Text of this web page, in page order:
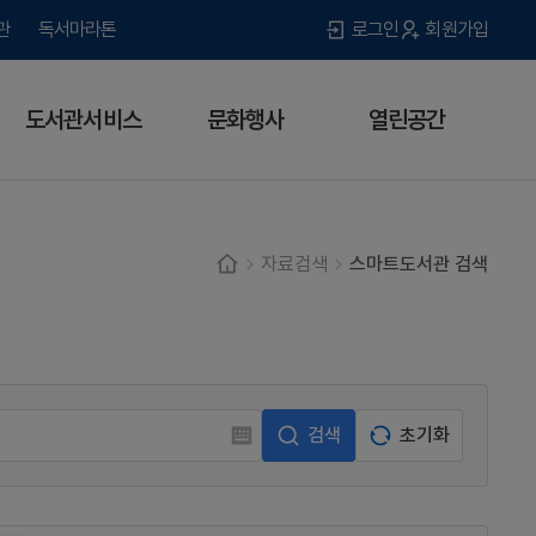
독서마라톤 로그인 회원가입
도서관서비스 문화행사 열린공간
자료검색 스마트도서관 검색
검색 초기화